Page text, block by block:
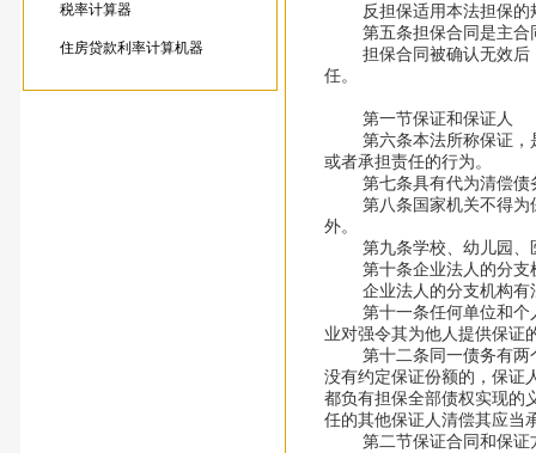
税率计算器
住房贷款利率计算机器
反担保适用本法担保的
第五条担保合同是主合同
担保合同被确认无效后，
任。
第一节保证和保证人
第六条本法所称保证，是
或者承担责任的行为。
第七条具有代为清偿债务
第八条国家机关不得为保
外。
第九条学校、幼儿园、医
第十条企业法人的分支
企业法人的分支机构有法
第十一条任何单位和个人
业对强令其为他人提供保证
第十二条同一债务有两个
没有约定保证份额的，保证
都负有担保全部债权实现的
任的其他保证人清偿其应当
第二节保证合同和保证